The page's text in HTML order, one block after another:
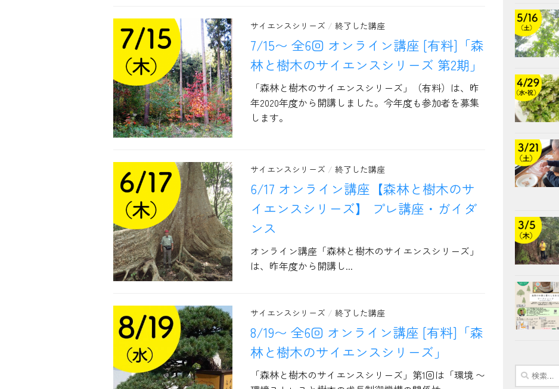
サイエンスシリーズ / 終了した講座
7/15〜 全6回 オンライン講座 [有料]「森
林と樹木のサイエンスシリーズ 第2期」
「森林と樹木のサイエンスシリーズ」（有料）は、昨
年2020年度から開講しました。今年度も参加者を募集
します。
サイエンスシリーズ / 終了した講座
6/17 オンライン講座【森林と樹木のサ
イエンスシリーズ】 プレ講座・ガイダ
ンス
オンライン講座「森林と樹木のサイエンスシリーズ」
は、昨年度から開講し...
サイエンスシリーズ / 終了した講座
8/19〜 全6回 オンライン講座 [有料]「森
林と樹木のサイエンスシリーズ」
「森林と樹木のサイエンスシリーズ」第1回は「環境 〜
検
索: